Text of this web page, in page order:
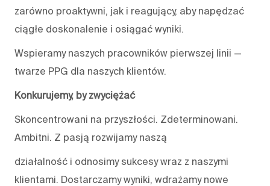
zarówno proaktywni, jak i reagujący, aby napędzać
ciągłe doskonalenie i osiągać wyniki.
Wspieramy naszych pracowników pierwszej linii —
twarze PPG dla naszych klientów.
Konkurujemy, by zwyciężać
Skoncentrowani na przyszłości. Zdeterminowani.
Ambitni. Z pasją rozwijamy naszą
działalność i odnosimy sukcesy wraz z naszymi
klientami. Dostarczamy wyniki, wdrażamy nowe